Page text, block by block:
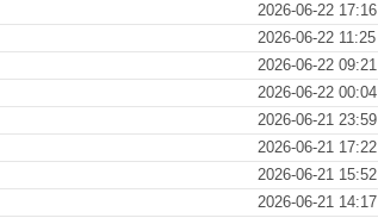
2026-06-22 17:16
2026-06-22 11:25
2026-06-22 09:21
2026-06-22 00:04
2026-06-21 23:59
2026-06-21 17:22
2026-06-21 15:52
2026-06-21 14:17